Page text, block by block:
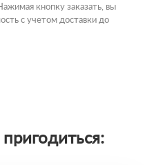
кнопку заказать, вы
с учетом доставки до